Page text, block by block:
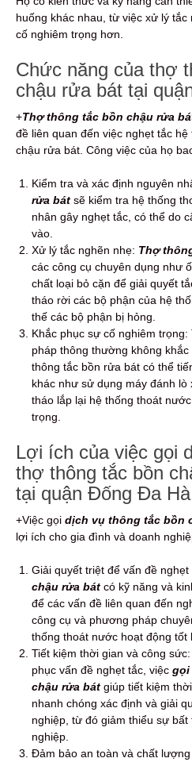
huống khác nhau, từ việc xử lý
cố nghiêm trọng hơn.
Chức năng của thợ
chậu rửabát tại
+Thợ thông tắc bồn chậu rửa
đề liên quan đến việc nghẹt tắc
chậu rửa bát. Công việc của họ
Kiểm tra và xác định nguyên
rửa bát sẽ kiểm tra hệ thống
nhân gây nghẹt tắc, có thể do
vào.
Xử lý tắc nghẽn nhẹ: Thợ
các công cụ chuyên dụng như
chất loại bỏ cặn để giải quyết
tháo rời các bộ phận của hệ
thế các bộ phận bị hỏng.
Khắc phục sự cố nghiêm
pháp thông thường không
thông tắc bồn rửa bát có thể
khác như sử dụng máy đánh
tháo lắp lại hệ thống thoát
trọng.
Lợi ích của việc gọi
thợ thông tắc bồn
tại quận Đống Đa
+Việc gọi dịch vụ thông tắc bồn
lợi ích cho gia đình và doanh
Giải quyết triệt để vấn đề nghẹt
chậu rửa bát có kỹ năng và
để các vấn đề liên quan đến
công cụ và phương pháp
thống thoát nước hoạt động tốt
Tiết kiệm thời gian và công
phục vấn đề nghẹt tắc, việc gọi
chậu rửa bát giúp tiết kiệm
nhanh chóng xác định và giải
nghiệp, từ đó giảm thiểu sự
nghiệp.
Đảm bảo an toàn và chất